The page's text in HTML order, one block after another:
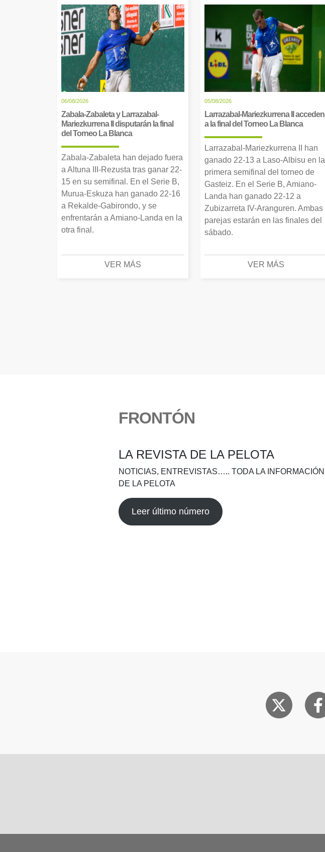
06/08/2026
Zabala-Zabaleta y Larrazabal-
Mariezkurrena II disputarán la final
del Torneo La Blanca
Zabala-Zabaleta han dejado fuera
a Altuna III-Rezusta tras ganar 22-
15 en su semifinal. En el Serie B,
Murua-Eskuza han ganado 22-16
a Rekalde-Gabirondo, y se
enfrentarán a Amiano-Landa en la
otra final.
VER MÁS
05/08/2026
Larrazabal-Mariezkurrena II acceden
a la final del Torneo La Blanca
Larrazabal-Mariezkurrena II han
ganado 22-13 a Laso-Albisu en la
primera semifinal del torneo de
Gasteiz. En el Serie B, Amiano-
Landa han ganado 22-12 a
Zubizarreta IV-Aranguren. Ambas
parejas estarán en las finales del
sábado.
VER MÁS
FRONTÓN
LA REVISTA DE LA PELOTA
NOTICIAS, ENTREVISTAS….. TODA LA INFORMACIÓN
DE LA PELOTA
Leer último número